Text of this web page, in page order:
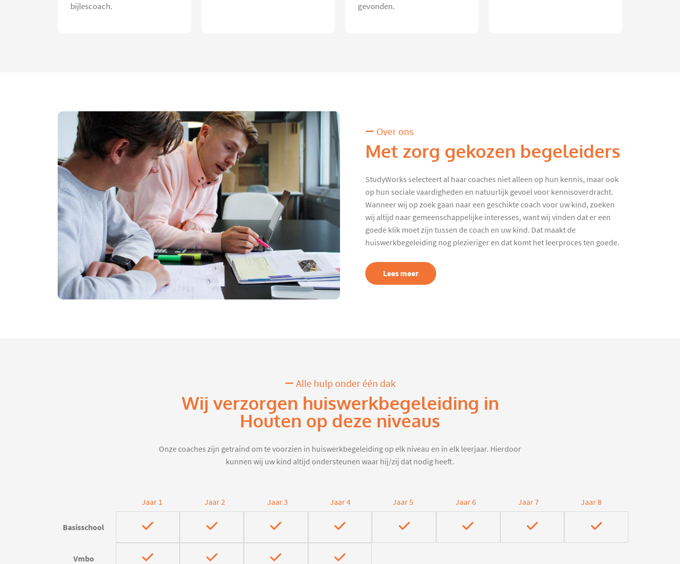
bijlescoach.
gevonden.
Over ons
Met zorg gekozen begeleiders
StudyWorks selecteert al haar coaches niet alleen op hun kennis, maar ook
op hun sociale vaardigheden en natuurlijk gevoel voor kennisoverdracht.
Wanneer wij op zoek gaan naar een geschikte coach voor uw kind, zoeken
wij altijd naar gemeenschappelijke interesses, want wij vinden dat er een
goede klik moet zijn tussen de coach en uw kind. Dat maakt de
huiswerkbegeleiding nog plezieriger en dat komt het leerproces ten goede.
Lees meer
Alle hulp onder één dak
Wij verzorgen huiswerkbegeleiding in
Houten op deze niveaus
Onze coaches zijn getraind om te voorzien in huiswerkbegeleiding op elk niveau en in elk leerjaar. Hierdoor
kunnen wij uw kind altijd ondersteunen waar hij/zij dat nodig heeft.
Jaar 1 Jaar 2 Jaar 3 Jaar 4 Jaar 5 Jaar 6 Jaar 7 Jaar 8
Basisschool
Vmbo